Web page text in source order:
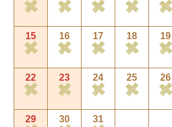
15 16 17 18 19
22 23 24 25 26
29 30 31